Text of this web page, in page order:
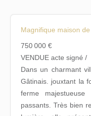
Magnifique maison
750 000 €
VENDUE acte signé /
Dans un charmant
Gâtinais. jouxtant la
ferme
passants. Très bien